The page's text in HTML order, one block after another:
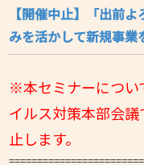
【開催中止】「出前
みを活かして新規事業
※本セミナーについ
イルス対策本部会
止します。